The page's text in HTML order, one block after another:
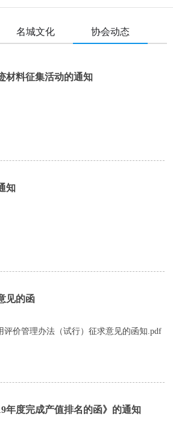
名城文化 协会动态
材料征集活动的通知
知
见的函
评价管理办法（试行）征求意见的函知.pdf
年度完成产值排名的函》的通知